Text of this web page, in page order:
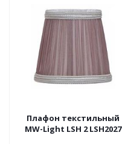
Плафон текстильный
MW-Light LSH 2 LSH2027